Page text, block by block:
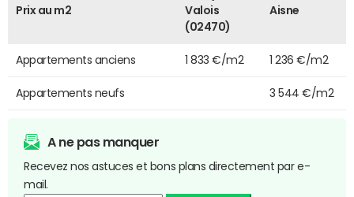
Prix au m2
Valois
(02470)
Aisne
Appartements anciens 1 833 €/m2 1 236 €/m2
Appartements neufs 3 544 €/m2
A ne pas manquer
Recevez nos astuces et bons plans directement par e-
mail.